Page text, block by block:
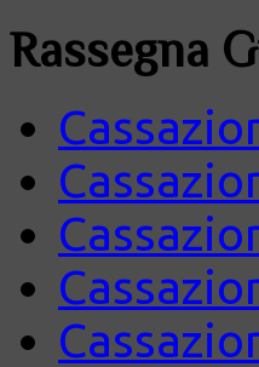
Rassegna